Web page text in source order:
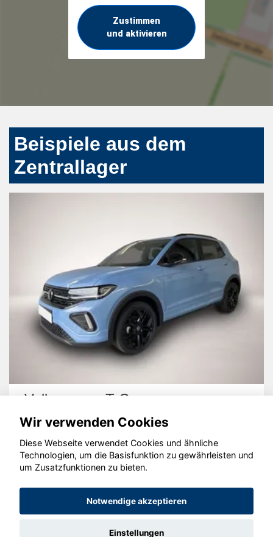
Zustimmen
und aktivieren
Beispiele aus dem
Zentrallager
Nissan Qashqai
© konjunkturmotor.de GmbH 2020 - 2026
Wir verwenden Cookies
Diese Webseite verwendet Cookies und ähnliche
Technologien, um die Basisfunktion zu gewährleisten und
um Zusatzfunktionen zu bieten.
Notwendige akzeptieren
Einstellungen